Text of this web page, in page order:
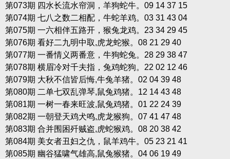
第073期 四水长流水帘洞，羊狗蛇牛。09 14 37 15
第074期 七八之数二相配，牛蛇羊鸡。03 31 43 04
第075期 一六相伴五路开，猴兔龙鸡。23 34 29 45
第076期 看好二九明中取,虎龙蛇猴。08 21 29 40
第077期 一番情义两番意，牛狗蛇兔。28 29 38 47
第078期 横眉冷对千夫指，兔鸡蛇狗。22 02 12 46
第079期 大秋不信皆后悔,牛兔羊猪。02 04 39 48
第080期 二单七双乱弹琴,鼠兔鸡猪。12 14 43 48
第081期 一树一春来旺波,鼠兔鸡猪。01 22 24 39
第082期 一朝登天鸡犬鸣,虎龙猴狗。07 41 47 48
第083期 合并围困歼贼盗,虎蛇猴鸡。08 20 38 42
第084期 美女者丑妇之仇，鼠羊鸡牛。05 23 21 41
第085期 幽谷猛啸气雄高,鼠兔猴猪。04 06 19 49